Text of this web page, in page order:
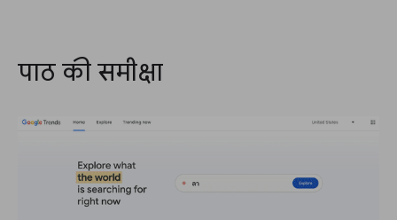
पाठ की समीक्षा